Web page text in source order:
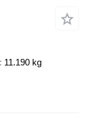
11.190 kg